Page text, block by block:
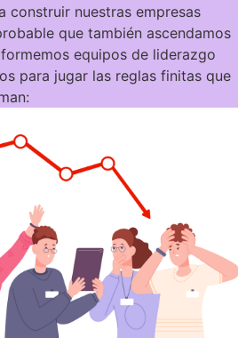
construir nuestras empresas
que también ascendamos
equipos de liderazgo
para jugar las reglas finitas que